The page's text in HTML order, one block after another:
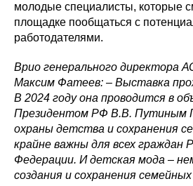
молодые специалисты, которые
площадке пообщаться с
работодателями.
Врио генерального директора
Максим Фатеев: – Выставка
В 2024 году она проводится в
Президентом РФ В.В. Путиным
охраны детства и сохранения
крайне важны для всех граждан
Федерации. И детская мода –
создания и сохранения